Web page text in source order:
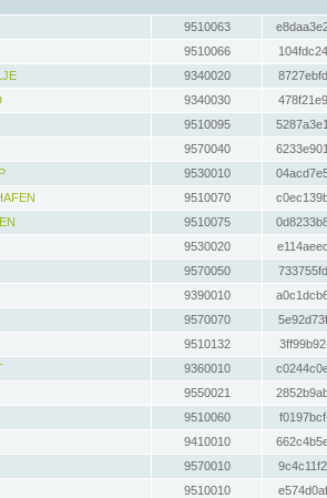
9510063
9510066
9340020
9340030
9510095
9570040
9530010
9510070
9510075
9530020
9570050
9390010
9570070
9510132
9360010
9550021
9510060
9410010
9570010
9510010